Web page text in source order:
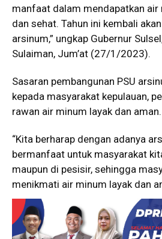
manfaat dalam mendapatkan air
dan sehat. Tahun ini kembali
arsinum,” ungkap Gubernur
Sulaiman, Jum’at (27/1/2023).
Sasaran pembangunan PSU
kepada masyarakat kepulauan,
rawan air minum layak dan aman.
“Kita berharap dengan adanya
bermanfaat untuk masyarakat
maupun di pesisir, sehingga
menikmati air minum layak dan